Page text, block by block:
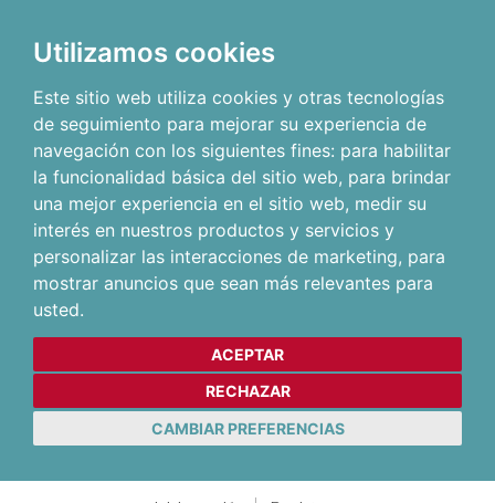
Utilizamos cookies
Este sitio web utiliza cookies y otras tecnologías
de seguimiento para mejorar su experiencia de
navegación con los siguientes fines: para habilitar
la funcionalidad básica del sitio web, para brindar
una mejor experiencia en el sitio web, medir su
interés en nuestros productos y servicios y
personalizar las interacciones de marketing, para
mostrar anuncios que sean más relevantes para
usted.
ACEPTAR
RECHAZAR
CAMBIAR PREFERENCIAS